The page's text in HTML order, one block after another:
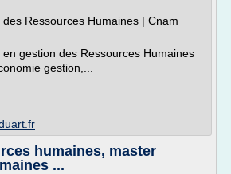
Ressources Humaines | Cnam
gestion des Ressources Humaines
gestion,...
humaines, master
...